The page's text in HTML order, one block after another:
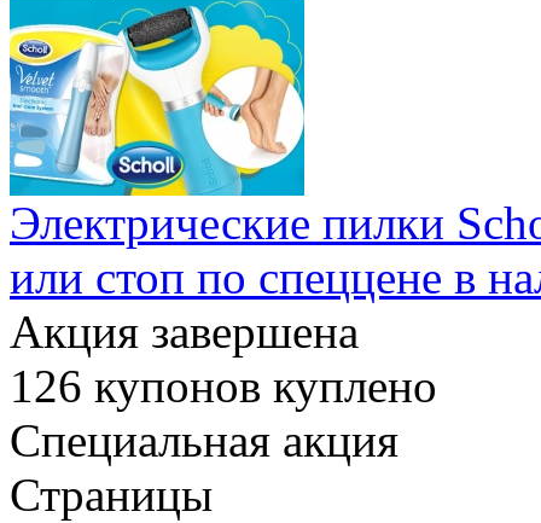
Электрические пилки
или стоп по спеццене в
Акция завершена
126 купонов куплено
Специальная акция
Страницы